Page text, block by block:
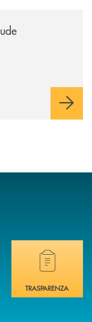
immediata?
Hai bisogno di
TRASPARENZA